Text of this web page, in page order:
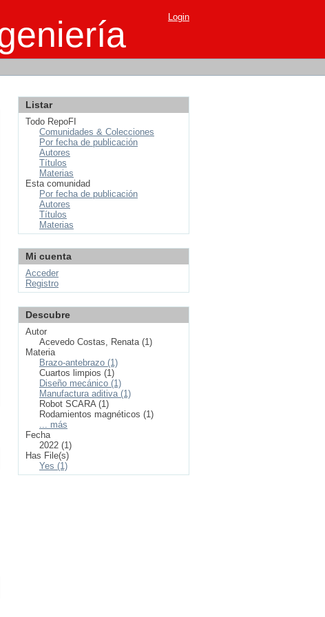
Login
Listar
Todo RepoFI
Comunidades & Colecciones
Por fecha de publicación
Autores
Títulos
Materias
Esta comunidad
Por fecha de publicación
Autores
Títulos
Materias
Mi cuenta
Acceder
Registro
Descubre
Autor
Acevedo Costas, Renata (1)
Materia
Brazo-antebrazo (1)
Cuartos limpios (1)
Diseño mecánico (1)
Manufactura aditiva (1)
Robot SCARA (1)
Rodamientos magnéticos (1)
... más
Fecha
2022 (1)
Has File(s)
Yes (1)